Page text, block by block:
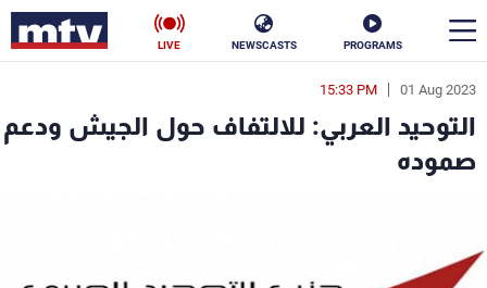
PROGRAMS
NEWSCASTS
LIVE
01 Aug 2023
15:33 PM
التوحيد العربي: للالتفاف حول الجيش ودعم
صموده
en
الأخبار
إقتصاد